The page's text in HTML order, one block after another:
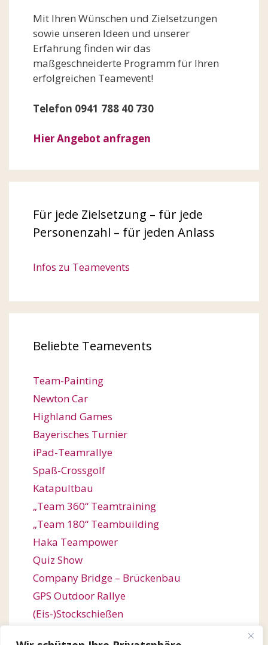
Mit Ihren Wünschen und Zielsetzungen
sowie unseren Ideen und unserer
Erfahrung finden wir das
maßgeschneiderte Programm für Ihren
erfolgreichen Teamevent!
Telefon 0941 788 40 730
Hier Angebot anfragen
Für jede Zielsetzung – für jede
Personenzahl – für jeden Anlass
Infos zu Teamevents
Beliebte Teamevents
Team-Painting
Newton Car
Highland Games
Bayerisches Turnier
iPad-Teamrallye
Spaß-Crossgolf
Katapultbau
„Team 360“ Teamtraining
„Team 180“ Teambuilding
Haka Teampower
Quiz Show
Company Bridge – Brückenbau
GPS Outdoor Rallye
(Eis-)Stockschießen